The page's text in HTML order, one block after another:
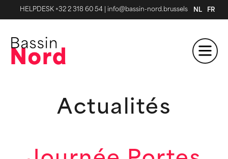
HELPDESK +32 2 318 60 54 info@bassin-nord.brussels NL FR
Actualités